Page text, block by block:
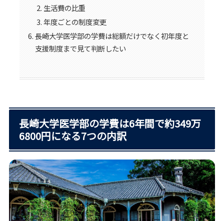
生活費の比重
年度ごとの制度変更
長崎大学医学部の学費は総額だけでなく初年度と
支援制度まで見て判断したい
長崎大学医学部の学費は6年間で約349万
6800円になる7つの内訳